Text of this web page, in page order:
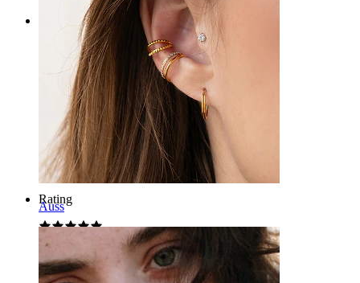
Auss
Super
Ļoti labi
Enikő Pārbaudīts pirkums
Tulkojis MI Rādīt oriģinālu
Rating
Labi izdarīts